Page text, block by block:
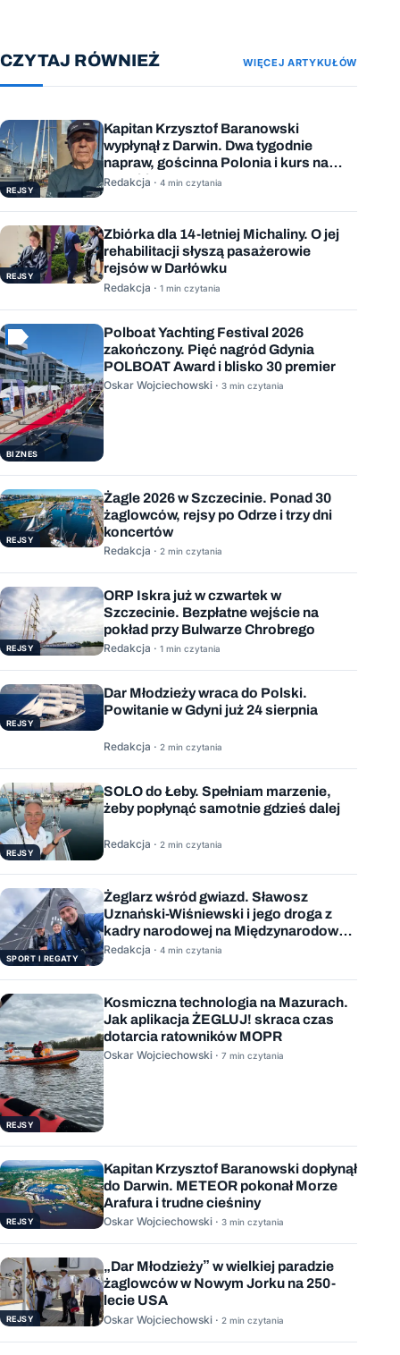
CZYTAJ RÓWNIEŻ WIĘCEJ ARTYKUŁÓW
REJSY
Kapitan Krzysztof Baranowski
wypłynął z Darwin. Dwa tygodnie
napraw, gościnna Polonia i kurs na
Mauritius
Redakcja · 4 min czytania
REJSY
Zbiórka dla 14-letniej Michaliny. O jej
rehabilitacji słyszą pasażerowie
rejsów w Darłówku
Redakcja · 1 min czytania
BIZNES
Polboat Yachting Festival 2026
zakończony. Pięć nagród Gdynia
POLBOAT Award i blisko 30 premier
Oskar Wojciechowski · 3 min czytania
REJSY
Żagle 2026 w Szczecinie. Ponad 30
żaglowców, rejsy po Odrze i trzy dni
koncertów
Redakcja · 2 min czytania
REJSY
ORP Iskra już w czwartek w
Szczecinie. Bezpłatne wejście na
pokład przy Bulwarze Chrobrego
Redakcja · 1 min czytania
REJSY
Dar Młodzieży wraca do Polski.
Powitanie w Gdyni już 24 sierpnia
Redakcja · 2 min czytania
REJSY
SOLO do Łeby. Spełniam marzenie,
żeby popłynąć samotnie gdzieś dalej
Redakcja · 2 min czytania
SPORT I REGATY
Żeglarz wśród gwiazd. Sławosz
Uznański-Wiśniewski i jego droga z
kadry narodowej na Międzynarodową
Stację Kosmiczną
Redakcja · 4 min czytania
REJSY
Kosmiczna technologia na Mazurach.
Jak aplikacja ŻEGLUJ! skraca czas
dotarcia ratowników MOPR
Oskar Wojciechowski · 7 min czytania
REJSY
Kapitan Krzysztof Baranowski dopłynął
do Darwin. METEOR pokonał Morze
Arafura i trudne cieśniny
Oskar Wojciechowski · 3 min czytania
REJSY
„Dar Młodzieży” w wielkiej paradzie
żaglowców w Nowym Jorku na 250-
lecie USA
Oskar Wojciechowski · 2 min czytania